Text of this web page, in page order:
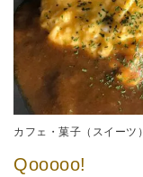
カフェ・菓子（スイーツ）
Qooooo!